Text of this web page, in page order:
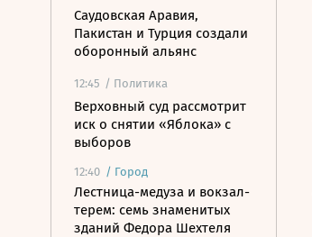
Саудовская Аравия,
Пакистан и Турция создали
оборонный альянс
12:45 / Политика
Верховный суд рассмотрит
иск о снятии «Яблока» с
выборов
12:40 / Город
Лестница-медуза и вокзал-
терем: семь знаменитых
зданий Федора Шехтеля